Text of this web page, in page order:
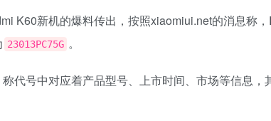
K60新机的爆料传出，按照xiaomiui.net的消息称
23013PC75G 。
代号中对应着产品型号、上市时间、市场等信息，